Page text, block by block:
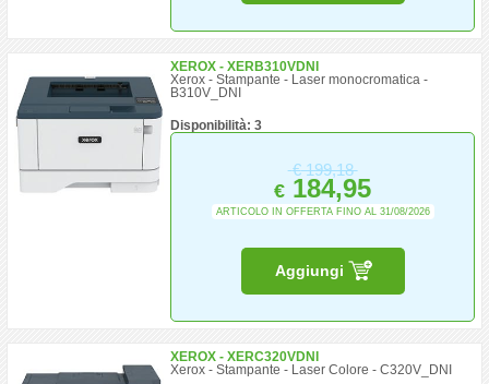
XEROX - XERB310VDNI
Xerox - Stampante - Laser monocromatica -
B310V_DNI
Disponibilità: 3
€199,18
€ 184,95
ARTICOLO IN OFFERTA FINO AL 31/08/2026
Aggiungi
XEROX - XERC320VDNI
Xerox - Stampante - Laser Colore - C320V_DNI